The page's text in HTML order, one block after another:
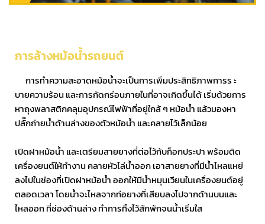
การล้างหม้อน้ำรถยนต์
การทำความสะอาดหม้อน้ำจะเป็นการเพิ่มประสิทธิภาพการร ะ
บายความร้อน และการกัดกร่อนภายในที่อาจเกิดขึ้นได้ เริ่มด้วยการ
หาถุงพลาสติกคลุมอุปกรณ์ไฟฟ้าที่อยู่ใกล้ ๆ หม้อน้ำ แล้วมองหา
ปลั๊กถ่ายน้ำด้านล่างของตัวหม้อน้ำ และคลายไว้เล็กน้อย
เปิดฝาหม้อน้ำ และเตรียมสายยางที่ต่อไว้กับก็อกประปา พร้อมติด
เครื่องยนต์ให้ทำงาน คลายหัวไล่น้ำออก เอาสายยางที่มีน้ำไหลแหย่
ลงไปในช่องที่เปิดฝาหม้อน้ำ ออกให้มีน้ำหมุนเวียนในเครื่องยนต์อยู่
ตลอดเวลา โดยน้ำจะไหลจากท่อยางที่เสียบลงไปจากด้านบนและ
ไหลออก ที่ช่องด้านล่าง ทำการทิ้งไว้สักพักจนน้ำเริ่มใส